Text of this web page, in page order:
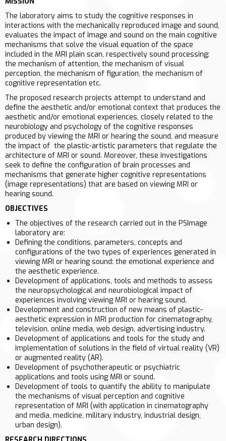
The laboratory aims to study the cognitive responses in
interactions with the mechanically reproduced image and sound,
evaluates the impact of image and sound on the main cognitive
mechanisms that solve the visual equation of the space
included in the MRI plain scan, respectively sound processing:
the mechanism of attention, the mechanism of visual
perception, the mechanism of figuration, the mechanism of
cognitive representation etc.
The proposed research projects attempt to understand and
define the aesthetic and/or emotional context that produces the
aesthetic and/or emotional experiences, closely related to the
neurobiology and psychology of the cognitive responses
produced by viewing the MRI or hearing the sound, and measure
the impact of the plastic-artistic parameters that regulate the
architecture of MRI or sound. Moreover, these investigations
seek to define the configuration of brain processes and
mechanisms that generate higher cognitive representations
(image representations) that are based on viewing MRI or
hearing sound.
OBJECTIVES
The objectives of the research carried out in the PSImage
laboratory are:
Defining the conditions, parameters, concepts and
configurations of the two types of experiences generated in
viewing MRI or hearing sound: the emotional experience and
the aesthetic experience.
Development of applications, tools and methods to assess
the neuropsychological and neurobiological impact of
experiences involving viewing MRI or hearing sound.
Development and construction of new means of plastic-
aesthetic expression in MRI production for cinematography,
television, online media, web design, advertising industry.
Development of applications and tools for the study and
implementation of solutions in the field of virtual reality (VR)
or augmented reality (AR).
Development of psychotherapeutic or psychiatric
applications and tools using MRI or sound.
Development of tools to quantify the ability to manipulate
the mechanisms of visual perception and cognitive
representation of MRI (with application in cinematography
and media, medicine, military industry, industrial design,
urban design).